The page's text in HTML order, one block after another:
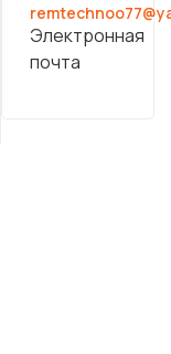
Электронная
почта